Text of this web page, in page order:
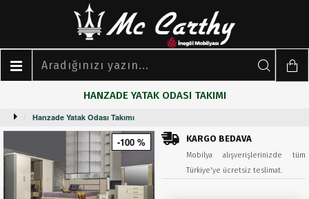
Hanzade Yatak Odası Takımı
HANZADE YATAK ODASI TAKIMI
-100 % KARGO BEDAVA
Mobilya alışverişlerinizde tüm
Türkiye'ye ücretsiz teslimat.